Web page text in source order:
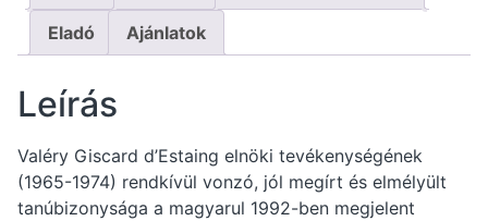
Eladó Ajánlatok
Leírás
Valéry Giscard d’Estaing elnöki tevékenységének
(1965-1974) rendkívül vonzó, jól megírt és elmélyült
tanúbizonysága a magyarul 1992-ben megjelent